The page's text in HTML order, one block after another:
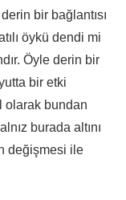
bir bağlantısı
öykü dendi mi
Öyle derin bir
bir etki
olarak bundan
burada altını
değişmesi ile